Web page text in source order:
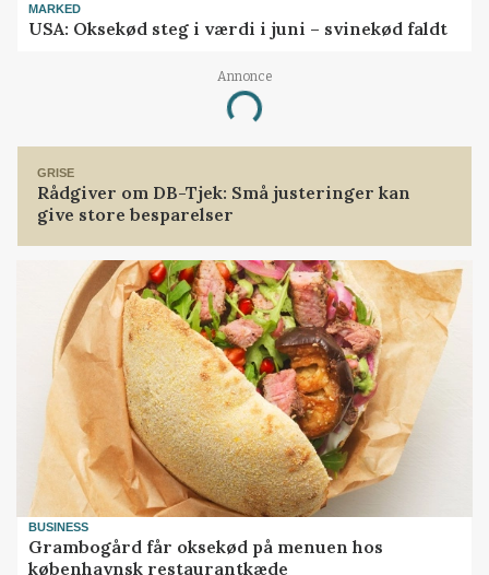
MARKED
USA: Oksekød steg i værdi i juni – svinekød faldt
Annonce
Loading...
GRISE
Rådgiver om DB-Tjek: Små justeringer kan
give store besparelser
BUSINESS
Grambogård får oksekød på menuen hos
københavnsk restaurantkæde